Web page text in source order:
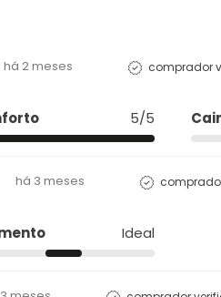
há 2 meses comprador
5/5
há 3 meses
Ideal